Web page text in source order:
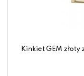
Kinkiet GEM złoty